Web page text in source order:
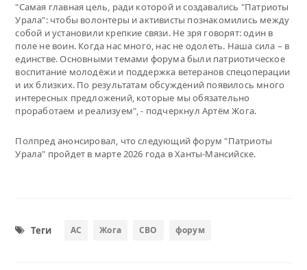
"Самая главная цель, ради которой и создавались "Патриоты
Урала": чтобы волонтеры и активисты познакомились между
собой и установили крепкие связи. Не зря говорят: один в
поле не воин. Когда нас много, нас не одолеть. Наша сила – в
единстве. Основными темами форума были патриотическое
воспитание молодёжи и поддержка ветеранов спецоперации
и их близких. По результатам обсуждений появилось много
интересных предложений, которые мы обязательно
проработаем и реализуем", - подчеркнул Артём Жога.
Полпред анонсировал, что следующий форум "Патриоты
Урала" пройдет в марте 2026 года в Ханты-Мансийске.
Теги АС Жога СВО форум